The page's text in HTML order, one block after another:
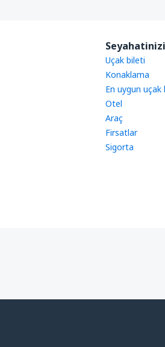
Uçak bileti
Konaklama
En uygun uçak
Otel
Araç
Firsatlar
Sigorta